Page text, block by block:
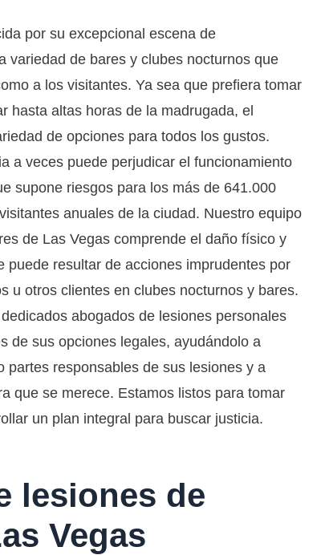
por su excepcional escena de
variedad de bares y clubes nocturnos que
a los visitantes. Ya sea que prefiera tomar
hasta altas horas de la madrugada, el
de opciones para todos los gustos.
a veces puede perjudicar el funcionamiento
supone riesgos para los más de 641.000
anuales de la ciudad. Nuestro equipo
de Las Vegas comprende el daño físico y
puede resultar de acciones imprudentes por
u otros clientes en clubes nocturnos y bares.
abogados de lesiones personales
de sus opciones legales, ayudándolo a
partes responsables de sus lesiones y a
que se merece. Estamos listos para tomar
un plan integral para buscar justicia.
lesiones de
Vegas